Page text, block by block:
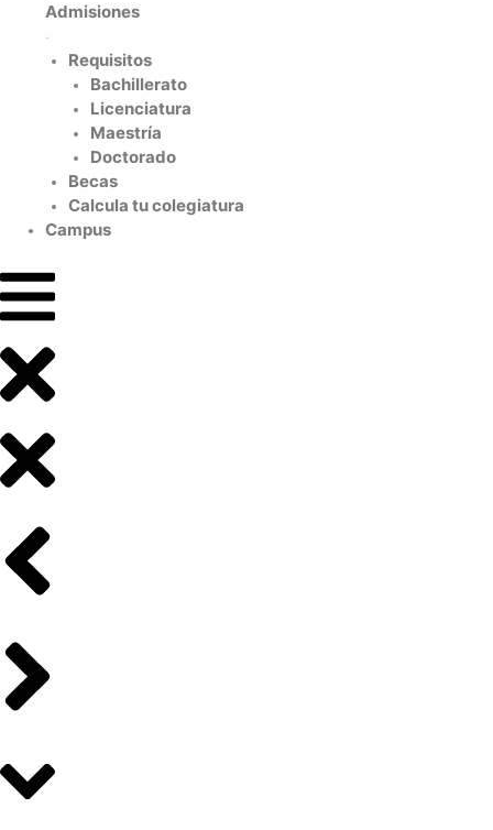
Admisiones
Requisitos
Bachillerato
Licenciatura
Maestría
Doctorado
Becas
Calcula tu colegiatura
Campus